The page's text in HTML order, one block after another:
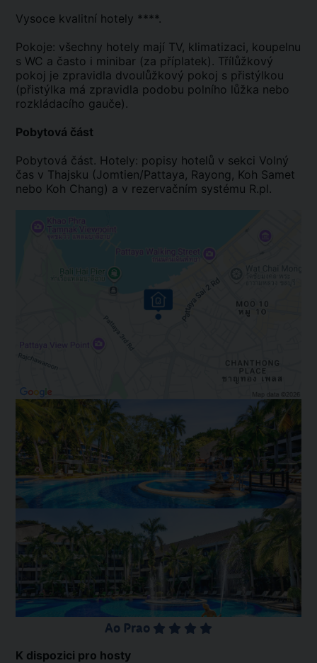
Vysoce kvalitní hotely ****.
Pokoje: všechny hotely mají TV, klimatizaci, koupelnu
s WC a často i minibar (za příplatek). Třílůžkový
pokoj je zpravidla dvoulůžkový pokoj s přistýlkou
(přistýlka má zpravidla podobu polního lůžka nebo
rozkládacího gauče).
Pobytová část
Pobytová část. Hotely: popisy hotelů v sekci Volný
čas v Thajsku (Jomtien/Pattaya, Rayong, Koh Samet
nebo Koh Chang) a v rezervačním systému R.pl.
Ao Prao
K dispozici pro hosty